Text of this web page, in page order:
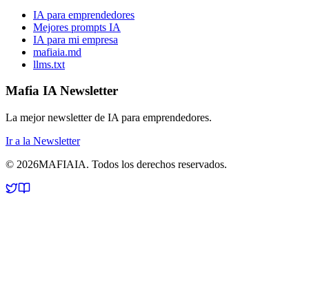
IA para emprendedores
Mejores prompts IA
IA para mi empresa
mafiaia.md
llms.txt
Mafia IA Newsletter
La mejor newsletter de IA para emprendedores.
Ir a la Newsletter
© 2026MAFIAIA. Todos los derechos reservados.